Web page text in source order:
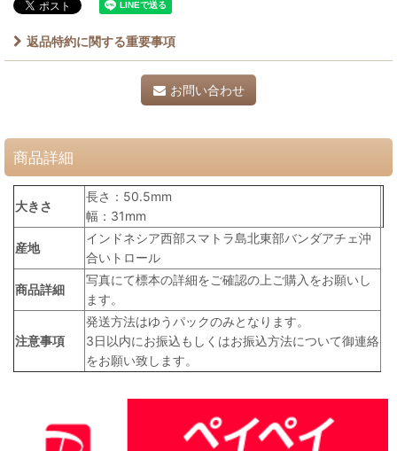
返品特約に関する重要事項
お問い合わせ
商品詳細
大きさ
長さ：50.5mm
幅：31mm
産地
インドネシア西部スマトラ島北東部バンダアチェ沖
合いトロール
商品詳細
写真にて標本の詳細をご確認の上ご購入をお願いし
ます。
注意事項
発送方法はゆうパックのみとなります。
3日以内にお振込もしくはお振込方法について御連絡
をお願い致します。